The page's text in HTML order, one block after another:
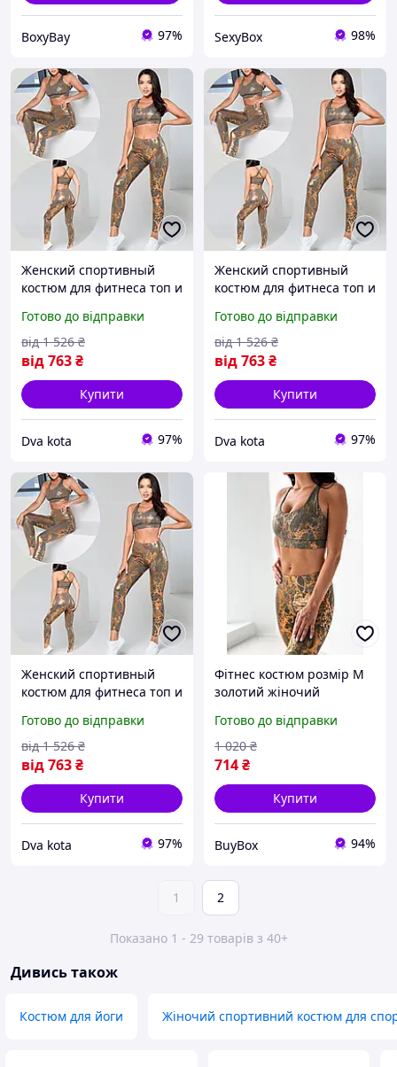
BoxyBay 97% SexyBox 98%
Женский спортивный
костюм для фитнеса топ и
комплект для фитнеса
леггинсы с топом золотой
Готово до відправки
від763₴
від 1 526 ₴
Купити
Dva kota 97%
Женский спортивный
костюм для фитнеса топ и
комплект для фитнеса
леггинсы с топом золотой
Готово до відправки
від763₴
від 1 526 ₴
Купити
Dva kota 97%
Женский спортивный
костюм для фитнеса топ и
комплект для фитнеса
леггинсы с топом золотой
Готово до відправки
від763₴
від 1 526 ₴
Купити
Dva kota 97%
Фітнес костюм розмір M
золотий жіночий
спорту тренувань йоги та
активного відпочинку
Готово до відправки
714₴
1 020 ₴
Купити
BuyBox 94%
1 2
Показано 1 - 29 товарів з 40+
Дивись також
Костюм для йоги Жіночий спортивний костюм для